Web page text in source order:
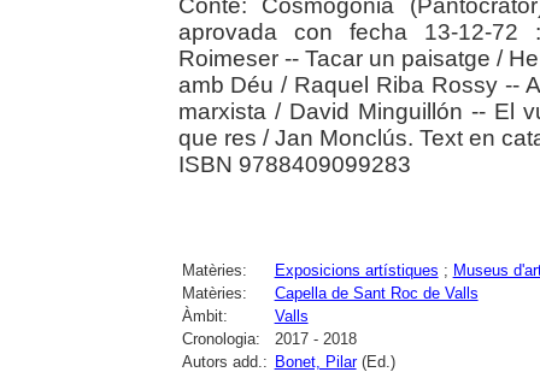
Conté: Cosmogonia
aprovada con fecha 13-12-
Roimeser -- Tacar un paisatge /
amb Déu / Raquel Riba Rossy --
marxista / David Minguillón -- El
que res / Jan Monclús. Text en
ISBN 9788409099283
Matèries: Exposicions artístiques ; Museus
Matèries:
Capella de Sant Roc de Valls
Àmbit:
Valls
Cronologia:
2017 - 2018
Autors add.: Bonet, Pilar(Ed.)